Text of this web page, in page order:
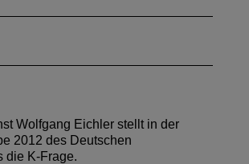
Wolfgang Eichler stellt in der
2012 des Deutschen
die K-Frage.